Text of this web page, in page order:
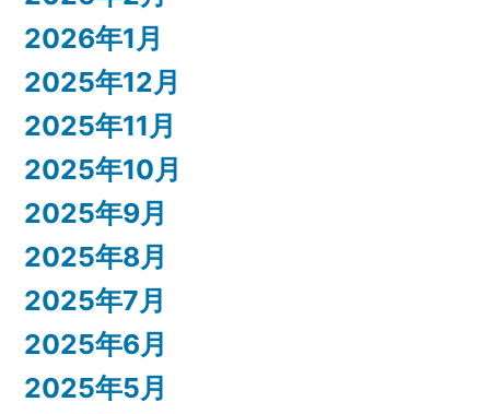
2026年1月
2025年12月
2025年11月
2025年10月
2025年9月
2025年8月
2025年7月
2025年6月
2025年5月